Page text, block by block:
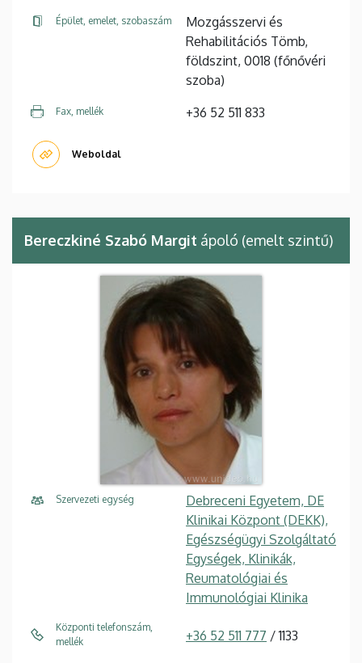
Épület, emelet, szobaszám
Mozgásszervi és
Rehabilitációs Tömb,
földszint, 0018 (főnővéri
szoba)
Fax, mellék +36 52 511 833
Weboldal
Bereczkiné Szabó Margit ápoló (emelt szintű)
Szervezeti egység
Debreceni Egyetem, DE
Klinikai Központ (DEKK),
Egészségügyi Szolgáltató
Egységek, Klinikák,
Reumatológiai és
Immunológiai Klinika
Központi telefonszám,
mellék
+36 52 511 777 / 1133